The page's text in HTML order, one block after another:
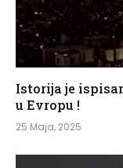
Istorija je
u Evropu !
25 Maja, 2025